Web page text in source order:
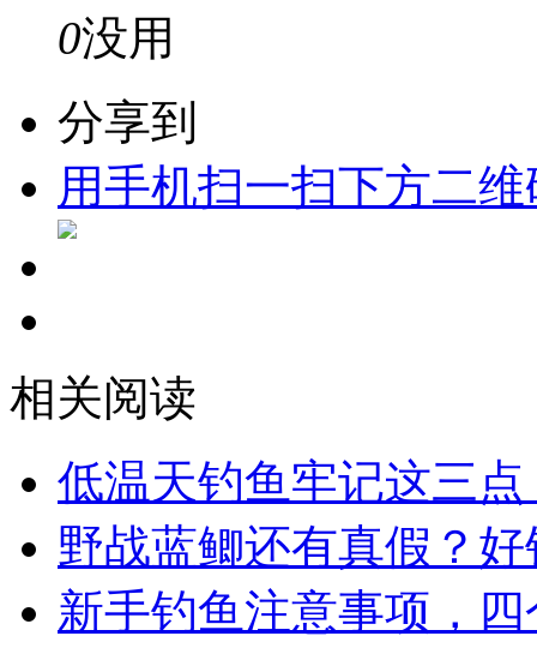
0没用
分享到
用手机扫一扫下方二
相关阅读
低温天钓鱼牢记这三
野战蓝鲫还有真假？
新手钓鱼注意事项，